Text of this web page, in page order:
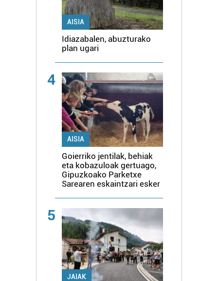
AISIA
Idiazabalen, abuzturako
plan ugari
4
AISIA
Goierriko jentilak, behiak
eta kobazuloak gertuago,
Gipuzkoako Parketxe
Sarearen eskaintzari esker
5
JAIAK